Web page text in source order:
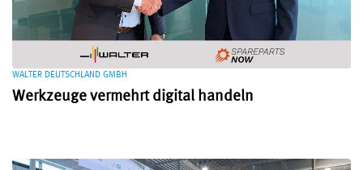
WALTER DEUTSCHLAND GMBH
Werkzeuge vermehrt digital handeln